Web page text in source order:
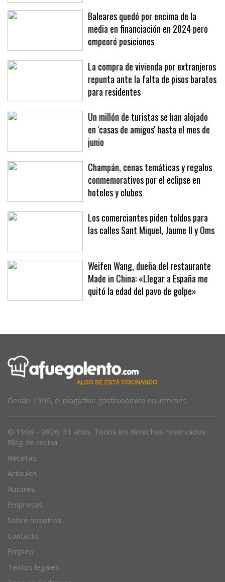
Baleares quedó por encima de la
media en financiación en 2024 pero
empeoró posiciones
La compra de vivienda por extranjeros
repunta ante la falta de pisos baratos
para residentes
Un millón de turistas se han alojado
en 'casas de amigos' hasta el mes de
junio
Champán, cenas temáticas y regalos
conmemorativos por el eclipse en
hoteles y clubes
Los comerciantes piden toldos para
las calles Sant Miquel, Jaume II y Oms
Weifen Wang, dueña del restaurante
Made in China: «Llegar a España me
quitó la edad del pavo de golpe»
Desde 1996, el magazine gastronómico en internet.
© 1996 - 2026. 31 años. Todos los derechos reservados.
Blog de cocina
Recetas
Artículos
Autores
Empresas
Sobre nosotros
Contacto
Empleo
Textos legales